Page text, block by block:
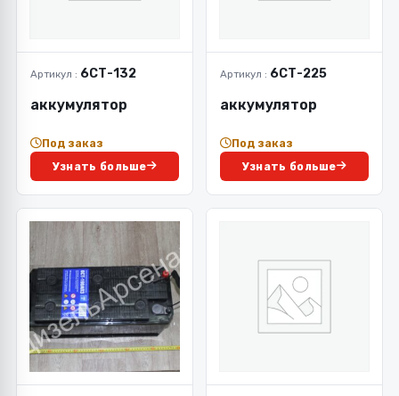
Артикул : 6СТ-132
аккумулятор
Под заказ
Узнать больше
Артикул : 6СТ-225
аккумулятор
Под заказ
Узнать больше